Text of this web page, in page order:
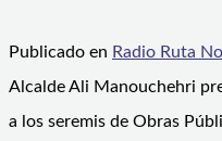
Publicado en Radio Ruta
Alcalde Ali Manouchehri
a los seremis de Obras